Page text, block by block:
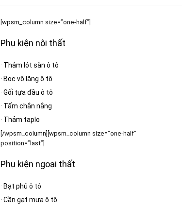
[wpsm_column size=”one-half”]
Phụ kiện nội thất
· Thảm lót sàn ô tô
· Bọc vô lăng ô tô
·Gối tựa đầu ô tô
· Tấm chắn nắng
· Thảm taplo
[/wpsm_column][wpsm_column size=”one-half”
position=”last”]
Phụ kiện ngoại thất
· Bạt phủ ô tô
·Cần gạt mưa ô tô